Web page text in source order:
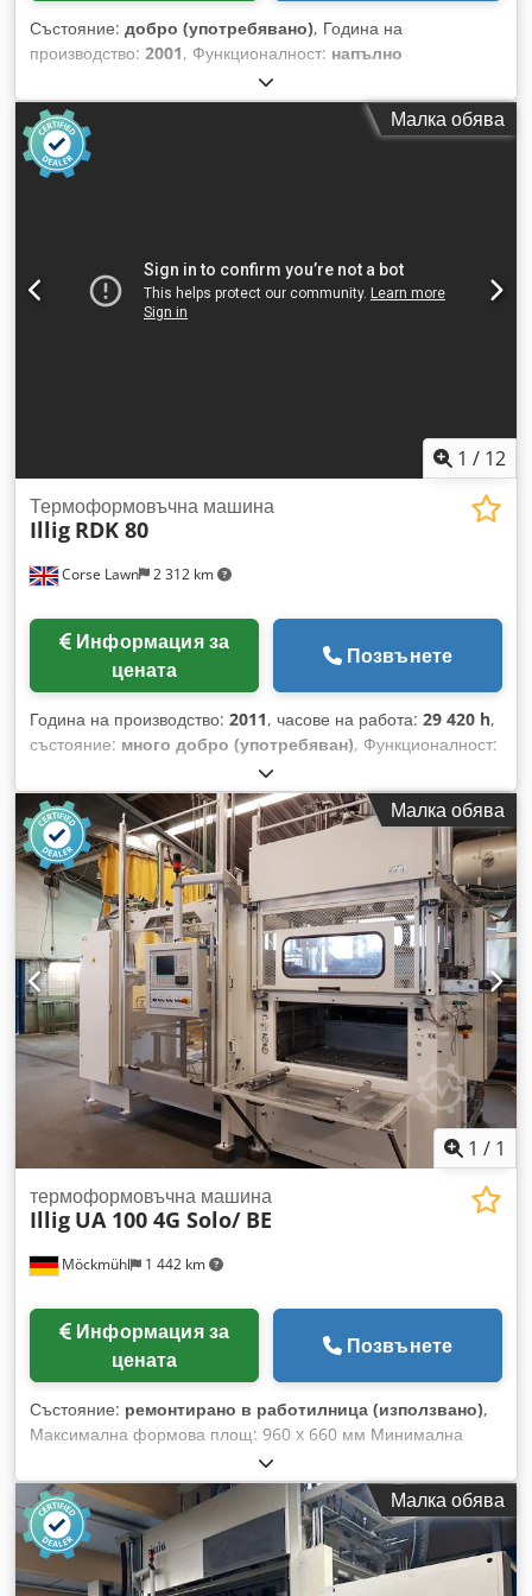
Състояние: добро (употребявано), Година на
производство: 2001, Функционалност: напълно
, номер на машина/превозно средство:
589-0263, Марка: Illig Модел: VHW 60/2 Година: 2001
Състояние: Добро Брой нагревателни валове: Два
Максимална ширина на материала: 610 мм Максимална
дебелина на материала: 1,8 мм Chsdpfx Aksuzi I Eoroa
1400 x 2400 мм (Д x Ш x В) (300 кг) Всички данни са без
гаранция и подлежат на промяна и/или грешки. Всички
машини се предлагат при наличие и/или до предварителна
Малка обява
1 / 12
Corse Lawn 2 312 km
Термоформовъчна машина
Illig RDK 80
Информация за
цената
Позвънете
Година на производство: 2011, часове на работа: 29 420 h,
състояние: много добро (употребяван), Функционалност:
, Марка: Illig Модел: RDK 80
Година: 2011 Приблизителни часове: 29420 Станции:
Формоване, Пробиване, Робот, Рязане и Стикиране Срок
на доставка: Незабавно Csdpfezam Hcex Akroha
Максимална площ за формоване: 756 x 565 mm
Максимална ширина на листа: 805 mm Дълбочина на
изтегляне: 120 / 120 mm Сила на пробиване със стоманен
нож: 600 kN Максимално брой цикли в минута: 55
Формоващо налягане: 6 bar Всички данни подлежат на
промяна и/или грешки. Всички машини се предлагат при
наличност и/или предварителна продажба.
Малка обява
1 / 1
Möckmühl 1 442 km
термоформовъчна машина
Illig UA 100 4G Solo/ BE
Информация за
цената
Позвънете
Състояние: ремонтирано в работилница (използвано),
Максимална формова площ: 960 x 660 мм Минимална
формова площ: 210 x 170 мм Максимален размер на
плочата: 1000 x 700 мм Минимален размер на плочата:
310 x 210 мм Максимална дебелина на плочата при ръчно
подаване: 12 мм Максимална дебелина на плочата при
автоматично подаване: 10 мм Максимална височина на
инструмента: 490 мм Максимална дълбочина на теглене:
Малка обява